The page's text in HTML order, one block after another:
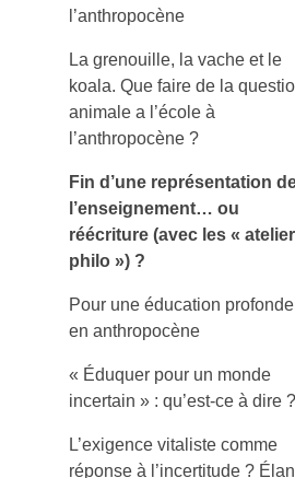
l’anthropocène
La grenouille, la vache et le
koala. Que faire de la
animale a l’école à
l’anthropocène ?
Fin d’une représentation
l’enseignement… ou
réécriture (avec les «
philo ») ?
Pour une éducation profonde
en anthropocène
« Éduquer pour un monde
incertain » : qu’est-ce à dire ?
L’exigence vitaliste comme
réponse à l’incertitude ? Élan